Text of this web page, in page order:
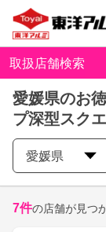
取扱店舗検索
愛媛県のお
プ深型スク
愛媛県
7件の店舗が見つ